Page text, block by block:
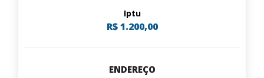
Iptu
R$ 1.200,00
ENDEREÇO